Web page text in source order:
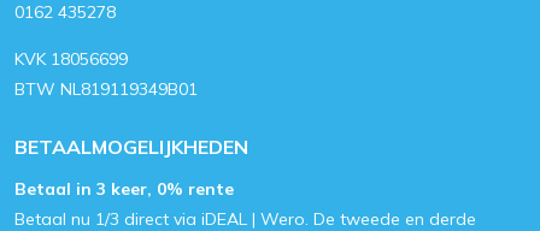
0162 435278
KVK 18056699
BTW NL819119349B01
BETAALMOGELIJKHEDEN
Betaal in 3 keer, 0% rente
Betaal nu 1/3 direct via iDEAL | Wero. De tweede en derde